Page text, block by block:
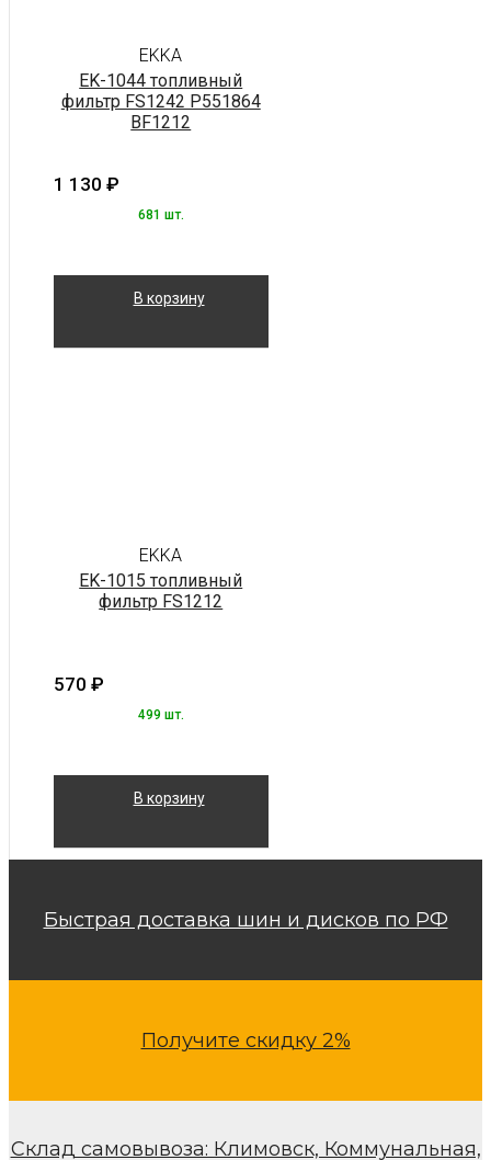
EKKA
EK-1044 топливный
фильтр FS1242 P551864
BF1212
1 130 ₽
681 шт.
В корзину
EKKA
EK-1015 топливный
фильтр FS1212
570 ₽
499 шт.
В корзину
Быстрая доставка шин и дисков по РФ
Получите скидку 2%
Склад самовывоза: Климовск, Коммунальная,